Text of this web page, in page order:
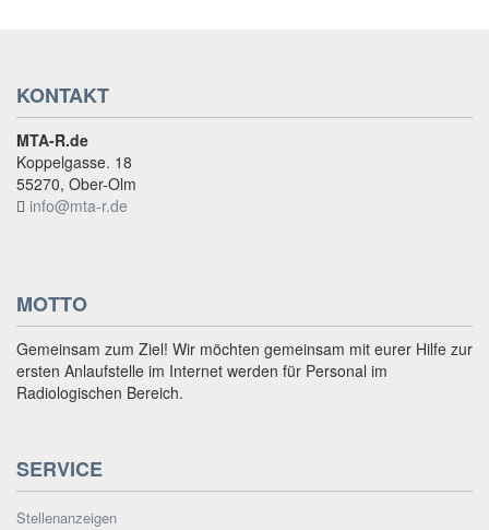
KONTAKT
MTA-R.de
Koppelgasse. 18
55270, Ober-Olm
info@mta-r.de
MOTTO
Gemeinsam zum Ziel! Wir möchten gemeinsam mit eurer Hilfe zur
ersten Anlaufstelle im Internet werden für Personal im
Radiologischen Bereich.
SERVICE
Stellenanzeigen